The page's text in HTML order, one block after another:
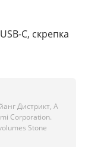
C, скрепка
Дистрикт, А
Corporation.
Stone